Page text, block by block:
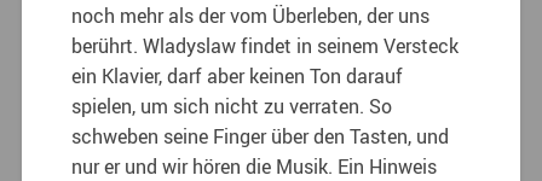
noch mehr als der vom Überleben, der uns
berührt. Wladyslaw findet in seinem Versteck
ein Klavier, darf aber keinen Ton darauf
spielen, um sich nicht zu verraten. So
schweben seine Finger über den Tasten, und
nur er und wir hören die Musik. Ein Hinweis